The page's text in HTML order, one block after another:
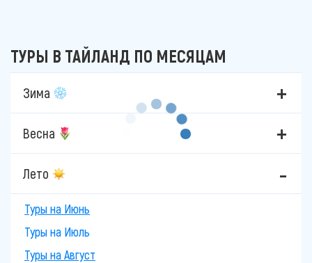
ТУРЫ В ТАЙЛАНД ПО МЕСЯЦАМ
Зима
Весна
Лето
Туры на Июнь
Туры на Июль
Туры на Август